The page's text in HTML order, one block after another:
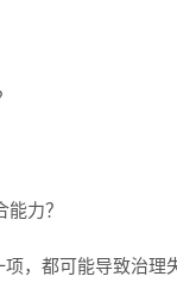
力？
，都可能导致治理